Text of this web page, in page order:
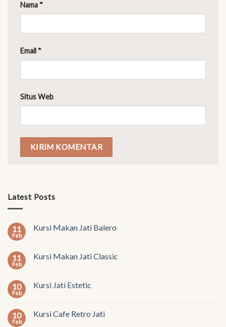
Nama *
Email *
Situs Web
Latest Posts
11
Feb
Kursi Makan Jati Balero
11
Feb
Kursi Makan Jati Classic
10
Feb
Kursi Jati Estetic
10
Feb
Kursi Cafe Retro Jati